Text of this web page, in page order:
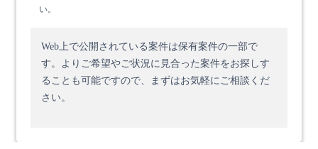
い。
Web上で公開されている案件は保有案件の一部で
す。 よりご希望やご状況に見合った案件をお探しす
ることも可能ですので、まずはお気軽にご相談くだ
さい。